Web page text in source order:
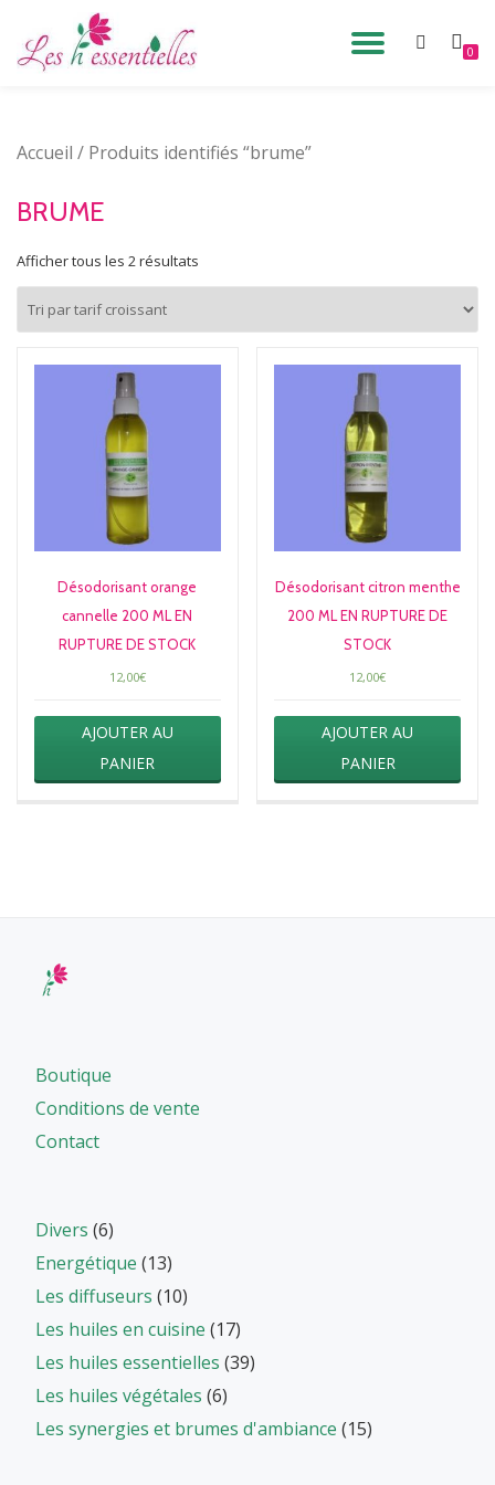
Aller
0
Accueil / Produits identifiés “brume”
BRUME
Afficher tous les 2 résultats
Désodorisant orange
cannelle 200 ML EN
RUPTURE DE STOCK
12,00€
AJOUTER AU
PANIER
Désodorisant citron menthe
200 ML EN RUPTURE DE
STOCK
12,00€
AJOUTER AU
PANIER
Boutique
Conditions de vente
Contact
Divers (6)
Energétique (13)
Les diffuseurs (10)
Les huiles en cuisine (17)
Les huiles essentielles (39)
Les huiles végétales (6)
Les synergies et brumes d'ambiance (15)